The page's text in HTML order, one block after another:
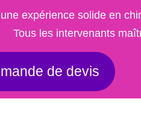
expérience solide en
Tous les intervenants
de devis